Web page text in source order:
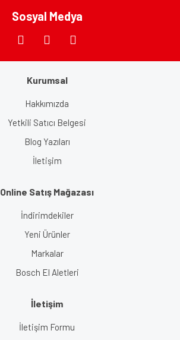
Sosyal Medya
Kurumsal
Hakkımızda
Yetkili Satıcı Belgesi
Blog Yazıları
İletişim
Online Satış Mağazası
İndirimdekiler
Yeni Ürünler
Markalar
Bosch El Aletleri
İletişim
İletişim Formu